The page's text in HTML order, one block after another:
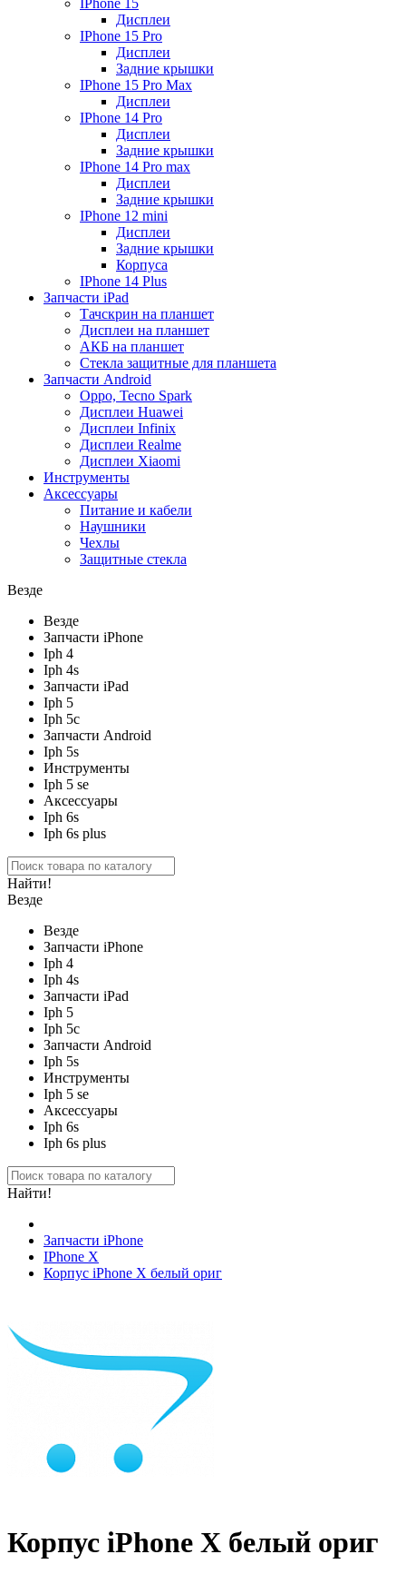
IPhone 15
Дисплеи
IPhone 15 Pro
Дисплеи
Задние крышки
IPhone 15 Pro Max
Дисплеи
IPhone 14 Pro
Дисплеи
Задние крышки
IPhone 14 Pro max
Дисплеи
Задние крышки
IPhone 12 mini
Дисплеи
Задние крышки
Корпуса
IPhone 14 Plus
Запчасти iPad
Тачскрин на планшет
Дисплеи на планшет
АКБ на планшет
Стекла защитные для планшета
Запчасти Android
Oppo, Tecno Spark
Дисплеи Huawei
Дисплеи Infinix
Дисплеи Realme
Дисплеи Xiaomi
Инструменты
Аксессуары
Питание и кабели
Наушники
Чехлы
Защитные стекла
Везде
Везде
Запчасти iPhone
Iph 4
Iph 4s
Запчасти iPad
Iph 5
Iph 5c
Запчасти Android
Iph 5s
Инструменты
Iph 5 se
Аксессуары
Iph 6s
Iph 6s plus
Найти!
Везде
Везде
Запчасти iPhone
Iph 4
Iph 4s
Запчасти iPad
Iph 5
Iph 5c
Запчасти Android
Iph 5s
Инструменты
Iph 5 se
Аксессуары
Iph 6s
Iph 6s plus
Найти!
Запчасти iPhone
IPhone X
Корпус iPhone X белый ориг
Корпус iPhone X белый ориг